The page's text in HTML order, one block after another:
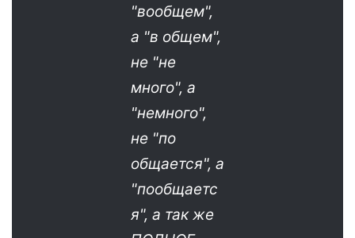
"вообщем",
а "в общем",
не "не
много", а
"немного",
не "по
общается", а
"пообщаетс
я", а так же